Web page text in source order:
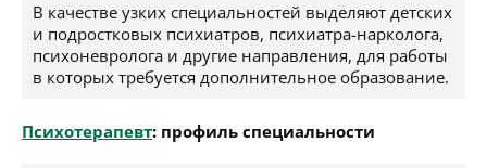
В качестве узких специальностей выделяют детских
и подростковых психиатров, психиатра-нарколога,
психоневролога и другие направления, для работы
в которых требуется дополнительное образование.
Психотерапевт: профиль специальности